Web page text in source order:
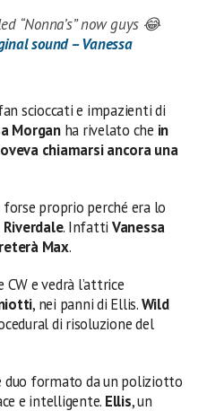
“Nonna’s” now guys 😂
sound – Vanessa
scioccati e impazienti di
Morganha rivelato che in
chiamarsi ancora una
proprio perché era lo
Riverdale. Infatti Vanessa
Max.
e vedrà l’attrice
, nei panni di Ellis.Wild
di risoluzione del
duo formato da un poliziotto
e intelligente. Ellis, un